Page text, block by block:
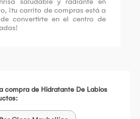
¡tu carrito de compras está a
convertirte en el centro de
compra de Hidratante De Labios